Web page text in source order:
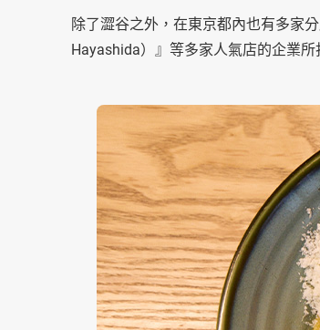
除了澀谷之外，在東京都內也有多家
Hayashida）』等多家人氣店的企業所